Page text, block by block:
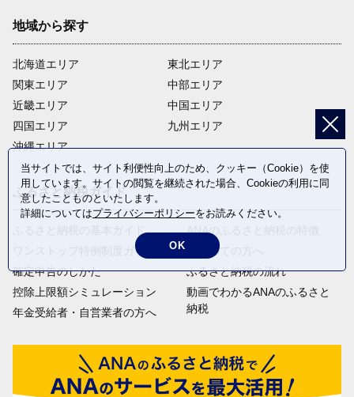
地域から探す
北海道エリア
関東エリア
近畿エリア
四国エリア
沖縄エリア
東北エリア
中部エリア
中国エリア
九州エリア
ふるさと納税ガイド
ふるさと納税の基本ガイド
ワンストップ特例制度ガイド
確定申告のしかた
控除上限額シミュレーション
年金受給者・自営業者の方へ
ANAのふるさと納税の特徴
はじめての方へ
ふるさと納税の流れ
動画でわかるANAのふるさと
納税
当サイトでは、サイト利便性向上のため、クッキー（Cookie）を使
用しています。サイトの閲覧を継続された場合、Cookieの利用に同
意したことものといたします。
詳細についてはプライバシーポリシーをお読みください。
OK